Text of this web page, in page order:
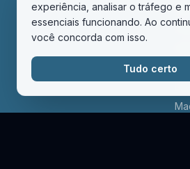
experiência, analisar o tráfego e
essenciais funcionando. Ao
você concorda com isso.
Tudo certo